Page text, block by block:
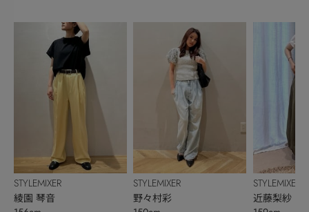
STYLEMIXER
綾園 琴音
STYLEMIXER
野々村彩
STYLEMIXER
近藤梨紗